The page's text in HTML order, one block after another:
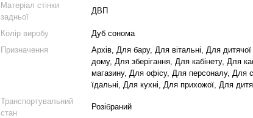
Матеріал стінки
задньої
ДВП
Колір виробу
Дуб сонома
Призначення
Архів, Для бару, Для вітальні, Для
дому, Для зберігання, Для кабінету, Для
магазину, Для офісу, Для персоналу, Для
їдальні, Для кухні, Для прихожої, Для
Транспортувальний
стан
Розібраний